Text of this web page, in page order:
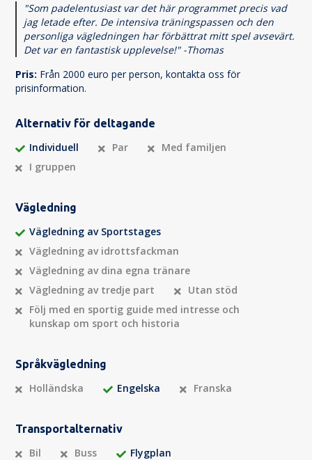
"Som padelentusiast var det här programmet precis vad
jag letade efter. De intensiva träningspassen och den
personliga vägledningen har förbättrat mitt spel avsevärt.
Det var en fantastisk upplevelse!" -Thomas
Pris: Från 2000 euro per person, kontakta oss för
prisinformation.
Alternativ för deltagande
Individuell Par
Med familjen
I gruppen
Vägledning
Vägledning av Sportstages
Vägledning av idrottsfackman
Vägledning av dina egna tränare
Vägledning av tredje part
Utan stöd
Följ med en sportig guide med intresse och
kunskap om sport och historia
Språkvägledning
Holländska Engelska Franska
Transportalternativ
Bil Buss
Flygplan